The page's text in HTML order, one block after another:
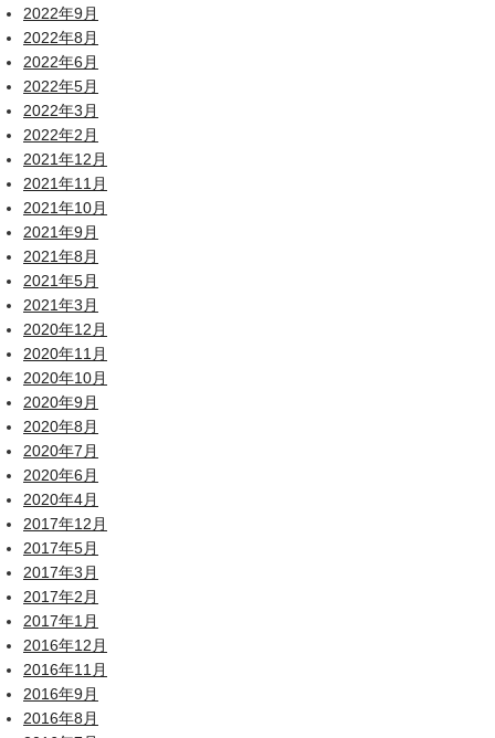
2022年9月
2022年8月
2022年6月
2022年5月
2022年3月
2022年2月
2021年12月
2021年11月
2021年10月
2021年9月
2021年8月
2021年5月
2021年3月
2020年12月
2020年11月
2020年10月
2020年9月
2020年8月
2020年7月
2020年6月
2020年4月
2017年12月
2017年5月
2017年3月
2017年2月
2017年1月
2016年12月
2016年11月
2016年9月
2016年8月